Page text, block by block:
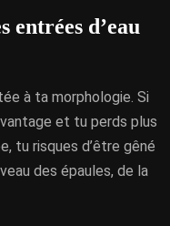
entrées d’eau
à ta morphologie. Si
et tu perds plus
tu risques d’être gêné
des épaules, de la